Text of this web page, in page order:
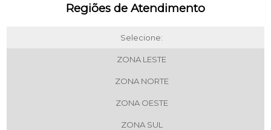
Regiões de Atendimento
Selecione:
ZONA LESTE
ZONA NORTE
ZONA OESTE
ZONA SUL